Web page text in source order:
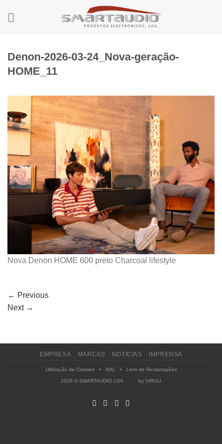
Denon-2026-03-24_Nova-geração-
HOME_11
Nova Denon HOME 600 preto Charcoal lifestyle
← Previous
Next →
EMPRESA MARCAS NOTÍCIAS IMPRENSA
Utilização de Cookies• RAL • Livro de Reclamações
2026 © SMARTAUDIO LDA by VIRGU